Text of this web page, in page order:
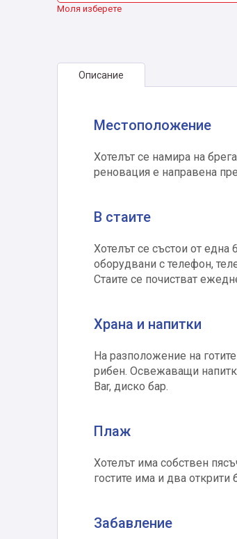
Моля изберете
Описание
Местоположение
Хотелът се намира на
реновация е направена
В стаите
Хотелът се състои от една
оборудвани с телефон,
Стаите се почистват
Храна и напитки
На разположение на
рибен. Освежаващи
Bar, диско бар.
Плаж
Хотелът има собствен
гостите има и два
Забавление